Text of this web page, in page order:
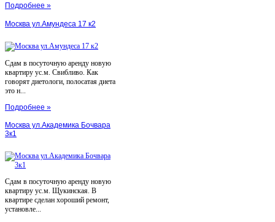
Подробнее »
Москва ул.Амундеса 17 к2
Сдам в посуточную аренду новую
квартиру ус.м. Свибливо. Как
говорят диетологи, полосатая диета
это н...
Подробнее »
Москва ул.Академика Бочвара
3к1
Сдам в посуточную аренду новую
квартиру ус.м. Щукинская. В
квартире сделан хороший ремонт,
установле...